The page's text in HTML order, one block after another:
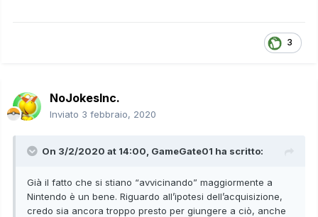
3
NoJokesInc.
Inviato 3 febbraio, 2020
On 3/2/2020 at 14:00, GameGate01 ha scritto:
Già il fatto che si stiano “avvicinando” maggiormente a
Nintendo è un bene. Riguardo all’ipotesi dell’acquisizione,
credo sia ancora troppo presto per giungere a ciò, anche